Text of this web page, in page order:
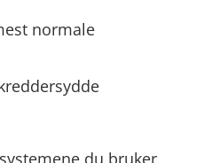
normale
du bruker